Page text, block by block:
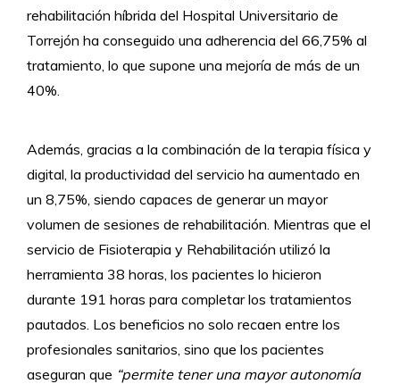
rehabilitación híbrida del Hospital Universitario de
Torrejón ha conseguido una adherencia del 66,75% al
tratamiento, lo que supone una mejoría de más de un
40%.
Además, gracias a la combinación de la terapia física y
digital, la productividad del servicio ha aumentado en
un 8,75%, siendo capaces de generar un mayor
volumen de sesiones de rehabilitación. Mientras que el
servicio de Fisioterapia y Rehabilitación utilizó la
herramienta 38 horas, los pacientes lo hicieron
durante 191 horas para completar los tratamientos
pautados. Los beneficios no solo recaen entre los
profesionales sanitarios, sino que los pacientes
aseguran que “permite tener una mayor autonomía